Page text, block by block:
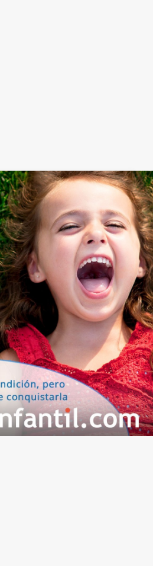
la felicidad
positivaante la vida es lo que
felicidad, puesto que no
sino de uno
niños a ser optimistas es lo
ser más felices, así que no